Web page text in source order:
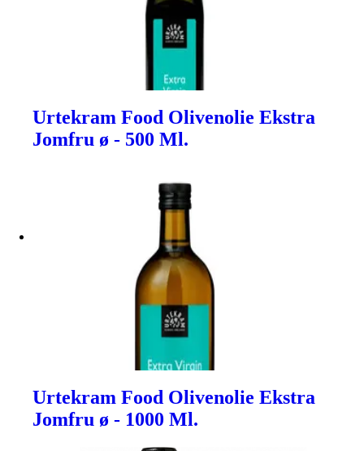
Urtekram Food Olivenolie Ekstra
Jomfru ø - 500 Ml.
Urtekram Food Olivenolie Ekstra
Jomfru ø - 1000 Ml.